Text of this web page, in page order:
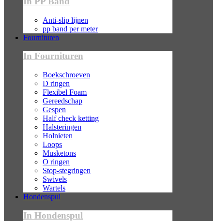
Anti-slip lijnen
pp band per meter
Fournituren
In Fournituren
Boekschroeven
D ringen
Flexibel Foam
Gereedschap
Gespen
Half check ketting
Halsteringen
Holnieten
Loops
Musketons
O ringen
Stop-stegringen
Swivels
Wartels
Hondenspul
In Hondenspul